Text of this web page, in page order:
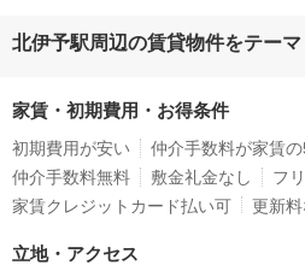
北伊予駅周辺の賃貸物件をテー
家賃・初期費用・お得条件
初期費用が安い
仲介手数料が家賃
仲介手数料無料
敷金礼金なし フ
家賃クレジットカード払い可
更新料
立地・アクセス